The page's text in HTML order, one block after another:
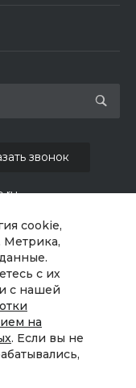
cookie,
Метрика,
с их
с нашей
на
. Если вы не
д.93, оф. 6
звонок